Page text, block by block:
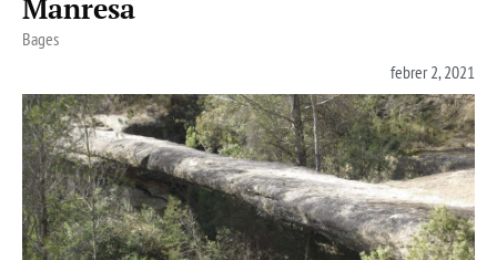
Manresa
Bages
febrer 2, 2021